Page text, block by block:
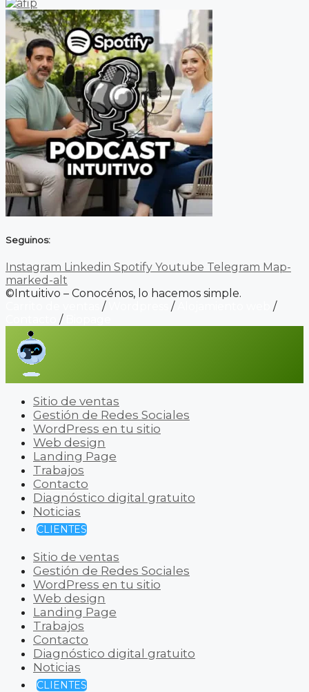
Seguinos:
Instagram Linkedin Spotify Youtube Telegram Map-
marked-alt
©Intuitivo – Conocénos, lo hacemos simple.
/ /
/
/
Sitio de ventas
Gestión de Redes Sociales
WordPress en tu sitio
Web design
Landing Page
Trabajos
Contacto
Diagnóstico digital gratuito
Noticias
CLIENTES
Sitio de ventas
Gestión de Redes Sociales
WordPress en tu sitio
Web design
Landing Page
Trabajos
Contacto
Diagnóstico digital gratuito
Noticias
CLIENTES